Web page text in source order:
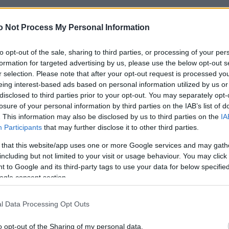
Not Process My Personal Information
opt-out of the sale, sharing to third parties, or processing of your
for targeted advertising by us, please use the below opt-out
selection. Please note that after your opt-out request is processed
interest-based ads based on personal information utilized by us
to third parties prior to your opt-out. You may separately
of your personal information by third parties on the IAB’s list of
This information may also be disclosed by us to third parties on the
Participants that may further disclose it to other third parties.
that this website/app uses one or more Google services and may
but not limited to your visit or usage behaviour. You may
to Google and its third-party tags to use your data for below
consent section.
Data Processing Opt Outs
opt-out of the Sharing of my personal data.
romantic glam
στη σκηνή του Coachella
ξέρουμε ποια προϊόντα χρησιμοποίησε!
και εμείς την χαζεύουμε!
με ένα old-school lob
λαμπερό 80’s μακιγιάζ που αξίζει να